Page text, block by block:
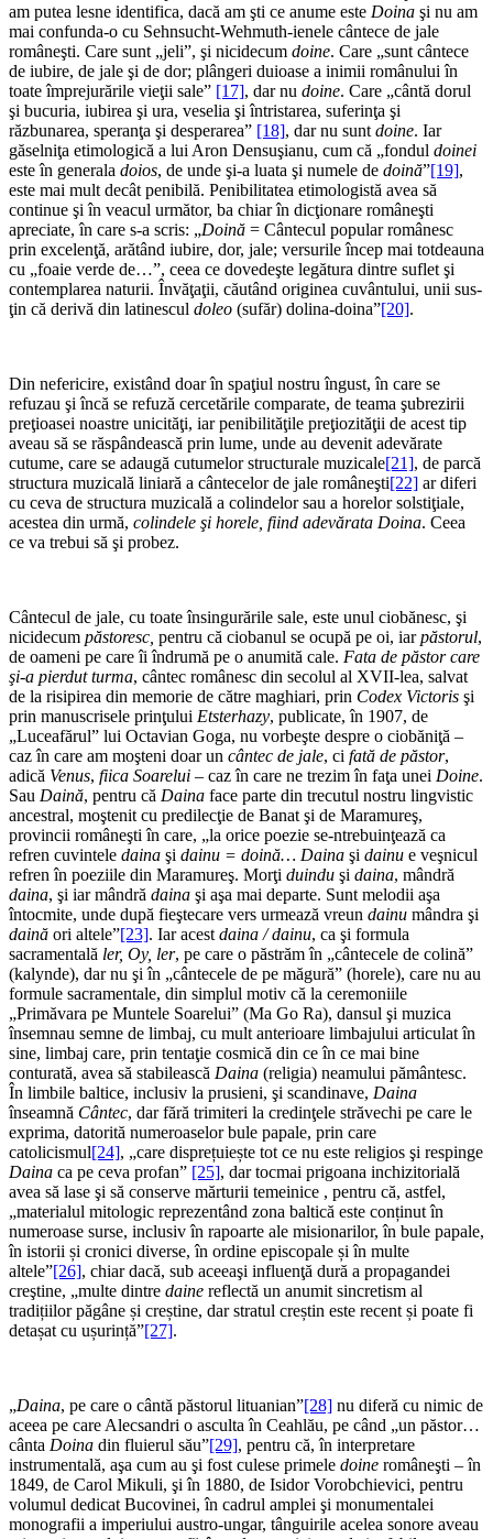
am putea lesne identifica, dacă am şti ce anume este Doina şi nu am
mai confunda-o cu Sehnsucht-Wehmuth-ienele cântece de jale
româneşti. Care sunt „jeli”, şi nicidecum doine. Care „sunt cântece
de iubire, de jale şi de dor; plângeri duioase a inimii românului în
toate împrejurările vieţii sale” [17], dar nu doine. Care „cântă dorul
şi bucuria, iubirea şi ura, veselia şi întristarea, suferinţa şi
răzbunarea, spe­ranţa şi desperarea” [18], dar nu suntdoine. Iar
găselniţa etimologică a lui Aron Densuşianu, cum că „fondul doinei
este în generala doios, de unde şi-a luata şi numele de doină”[19],
este mai mult decât penibilă. Penibilitatea etimologistă avea să
continue şi în veacul următor, ba chiar în dicţionare româneşti
apreciate, în care s-a scris: „Doină = Cântecul popular românesc
prin excelenţă, arătând iubire, dor, jale; versurile încep mai tot­deauna
cu „foaie verde de…”, ceea ce dovedeşte legătura dintre suflet şi
contemplarea naturii. Învăţaţii, căutând originea cuvântului, unii sus­
ţin că derivă din latinescul doleo (sufăr) dolina-doina”[20].
Din nefericire, existând doar în spaţiul nostru îngust, în care se
refuzau şi încă se refuză cercetările comparate, de teama şubrezirii
preţioasei noastre unicităţi, iar penibilităţile preţiozităţii de acest tip
aveau să se răspândească prin lume, unde au devenit adevărate
cutume, care se adaugă cutumelor structurale muzicale[21], de parcă
structura muzicală liniară a cântecelor de jale româneşti[22] ar diferi
cu ceva de structura muzicală a colindelor sau a horelor solstiţiale,
acestea din urmă, colindele şi horele, fiind adevărata Doina. Ceea
ce va trebui să şi probez.
Cântecul de jale, cu toate însingurările sale, este unul ciobănesc, şi
nicidecum păstoresc, pentru că ciobanul se ocupă pe oi, iarpăstorul,
de oameni pe care îi îndrumă pe o anumită cale. Fata de păstor care
şi-a pierdut turma, cântec românesc din secolul al XVII-lea, salvat
de la risipirea din memorie de către maghiari, prin Codex Victoris şi
prin manuscrisele prinţului Etsterhazy, publicate, în 1907, de
„Luceafărul” lui Octavian Goga, nu vorbeşte despre o ciobăniţă –
caz în care am moşteni doar un cântec de jale, ci fată de păstor,
adică Venus, fiica Soarelui – caz în care ne trezim în faţa unei Doine.
Sau Daină, pentru că Daina face parte din trecutul nostru lingvistic
ancestral, moştenit cu predilecţie de Banat şi de Maramureş,
provincii româneşti în care, „la orice poezie se-ntrebuinţează ca
refren cuvintele daina şi dainu = doină… Daina şi dainu e veşnicul
refren în poeziile din Maramureş. Morţi duindu şi daina, mândră
daina, şi iar mândră daina şi aşa mai departe. Sunt melodii aşa
întocmite, unde după fieştecare vers urmează vreun dainu mândra şi
daină ori altele”[23]. Iar acestdaina / dainu, ca şi formula
sacramentală ler, Oy, ler, pe care o păstrăm în „cântecele de colină”
(kalynde), dar nu şi în „cântecele de pe măgură” (horele), care nu au
formule sacramentale, din simplul motiv că la ceremoniile
„Primăvara pe Muntele Soarelui” (Ma Go Ra), dansul şi muzica
însemnau semne de limbaj, cu mult anterioare limbajului articulat în
sine, limbaj care, prin tentaţie cosmică din ce în ce mai bine
conturată, avea să stabilească Daina (religia) neamului pământesc.
În limbile baltice, inclusiv la prusieni, şi scandinave, Daina
înseamnă Cântec, dar fără trimiteri la credinţele străvechi pe care le
exprima, datorită numeroaselor bule papale, prin care
catolicismul[24], „care disprețuiește tot ce nu este religios şi respinge
Daina ca pe ceva profan” [25], dar tocmai prigoana inchizitorială
avea să lase şi să conserve mărturii temeinice , pentru că, astfel,
„materialul mitologic reprezentând zona baltică este conținut în
numeroase surse, inclusiv în rapoarte ale misionarilor, în bule papale,
în istorii și cronici diverse, în ordine episcopale și în multe
altele”[26], chiar dacă, sub aceeaşi influenţă dură a propagandei
creştine, „multe dintre daine reflectă un anumit sincretism al
tradițiilor păgâne și creștine, dar stratul creștin este recent și poate fi
detașat cu ușurință”[27].
„Daina, pe care o cântă păstorul lituanian”[28] nu diferă cu nimic de
aceea pe care Alecsandri o asculta în Ceahlău, pe când „un păstor…
cânta Doina din fluierul său”[29], pentru că, în interpretare
instrumentală, aşa cum au şi fost culese primele doine româneşti – în
1849, de Carol Mikuli, şi în 1880, de Isidor Vorobchievici, pentru
volumul dedicat Bucovinei, în cadrul amplei şi monumentalei
monografii a imperiului austro-ungar, tânguirile acelea sonore aveau